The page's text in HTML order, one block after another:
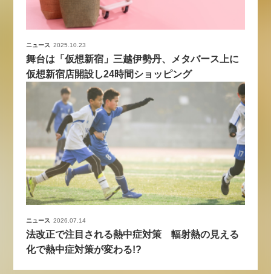
ニュース 2025.10.23
舞台は「仮想新宿」三越伊勢丹、メタバース上に
仮想新宿店開設し24時間ショッピング
ニュース 2026.07.14
法改正で注目される熱中症対策 輻射熱の見える
化で熱中症対策が変わる!?